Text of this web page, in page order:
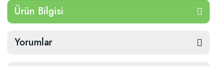
Ürün Bilgisi
Yorumlar